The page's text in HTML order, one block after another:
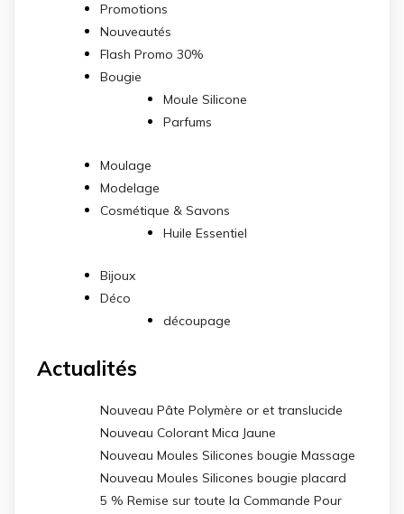
Promotions
Nouveautés
Flash Promo 30%
Bougie
Moule Silicone
Parfums
Moulage
Modelage
Cosmétique & Savons
Huile Essentiel
Bijoux
Déco
découpage
Actualités
Nouveau Pâte Polymère or et translucide
Nouveau Colorant Mica Jaune
Nouveau Moules Silicones bougie Massage
Nouveau Moules Silicones bougie placard
5 % Remise sur toute la Commande Pour